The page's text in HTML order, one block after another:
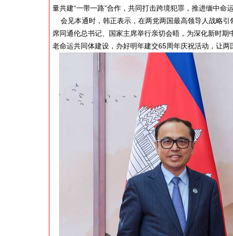
量共建“一带一路”合作，共同打击跨境犯罪，推进缅中命
会见本通时，韩正表示，在两党两国最高领导人战略引
席同通伦总书记、国家主席举行亲切会晤，为深化新时
老命运共同体建设，办好明年建交65周年庆祝活动，让两